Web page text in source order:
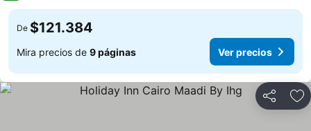
De $121.384
Mira precios de 9 páginas Ver precios
Compartir